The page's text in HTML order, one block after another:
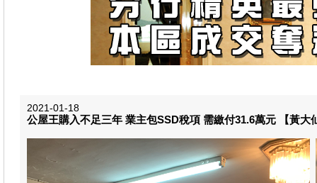
2021-01-18
公屋王購入不足三年 業主包SSD稅項 需繳付31.6萬元 【黃